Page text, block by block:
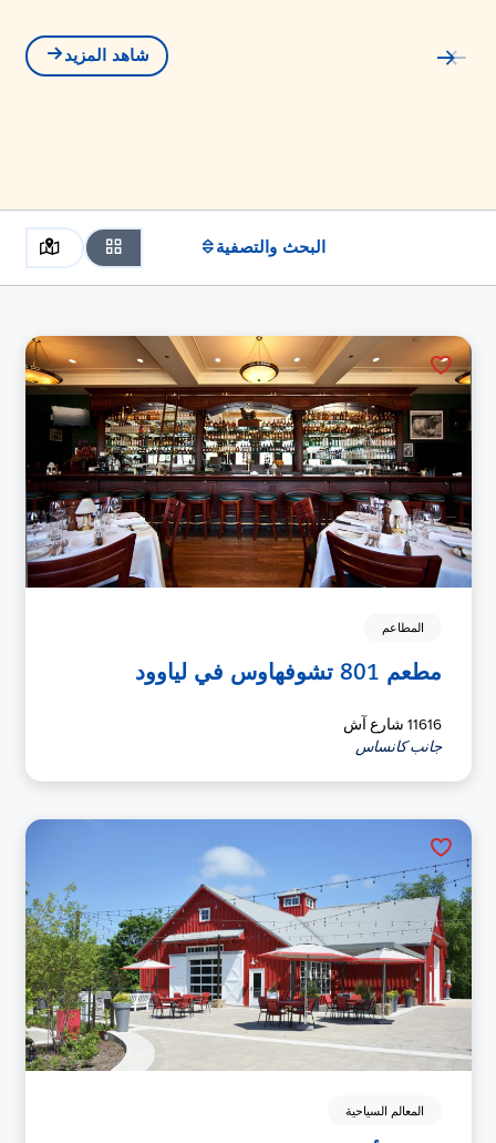
شاهد المزيد
البحث والتصفية
المطاعم
مطعم 801 تشوفهاوس في لياوود
11616 شارع آش
جانب كانساس
المعالم السياحية